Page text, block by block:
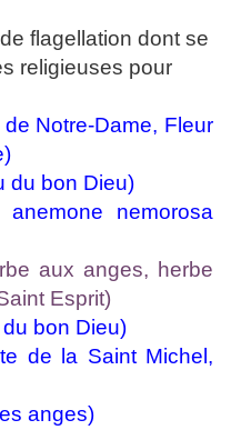
flagellation dont se
religieuses pour
Notre-Dame, Fleur
du bon Dieu)
anemone nemorosa
aux anges, herbe
Esprit)
bon Dieu)
de la Saint Michel,
anges)